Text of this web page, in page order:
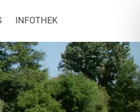
INFOTHEK